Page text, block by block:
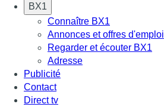
BX1
Connaître BX1
Annonces et offres d'emploi
Regarder et écouter BX1
Adresse
Publicité
Contact
Direct tv